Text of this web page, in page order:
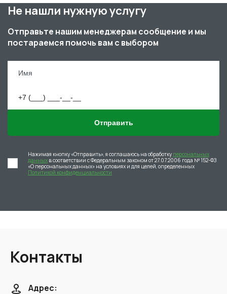
Не нашли нужную услугу
Отправьте нашим менеджерам сообщение и мы
постараемся помочь вам с выбором
Отправить
Нажимая кнопку «Отправить», я соглашаюсь на обработку персональных
данных в соответствии с Федеральным законом от 27.07.2006 года № 152-ФЗ
«О персональных данных» на условиях и для целей, определенных
Политикой конфиденциальности
Контакты
Адрес: